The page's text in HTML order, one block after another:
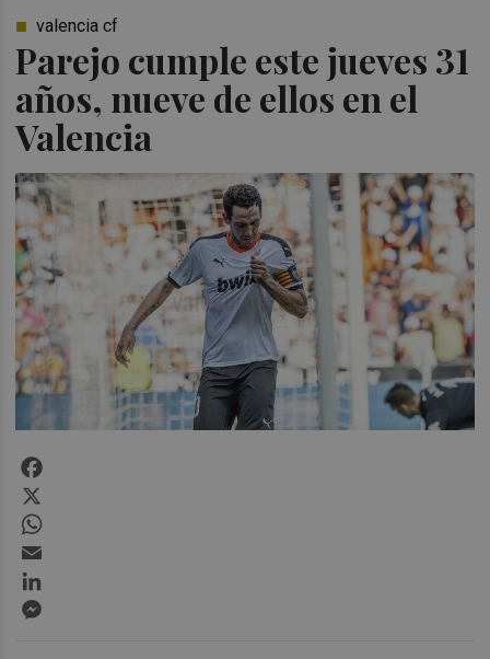
Parejo cumple este jueves 31
años, nueve de ellos en el
Valencia
valencia cf